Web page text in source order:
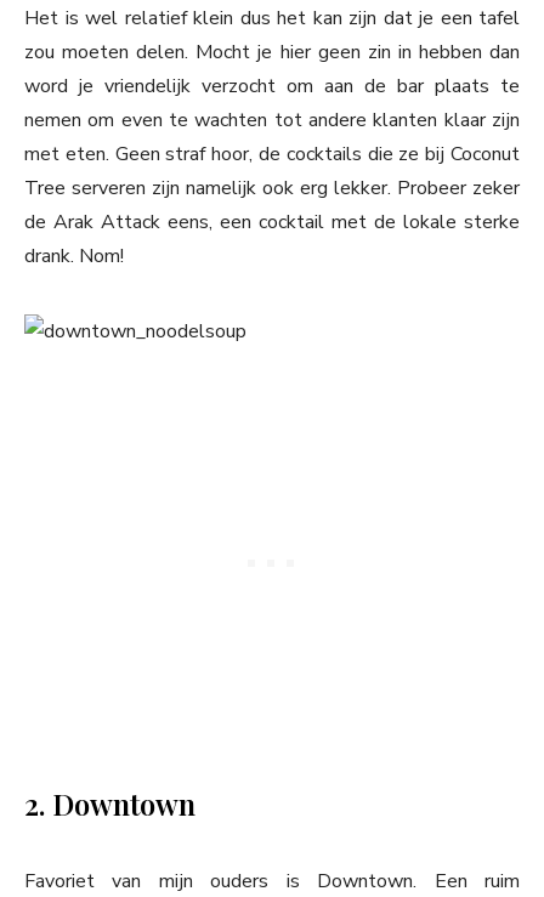
Het is wel relatief klein dus het kan zijn dat je een tafel
zou moeten delen. Mocht je hier geen zin in hebben dan
word je vriendelijk verzocht om aan de bar plaats te
nemen om even te wachten tot andere klanten klaar zijn
met eten. Geen straf hoor, de cocktails die ze bij Coconut
Tree serveren zijn namelijk ook erg lekker. Probeer zeker
de Arak Attack eens, een cocktail met de lokale sterke
drank. Nom!
2. Downtown
Favoriet van mijn ouders is Downtown. Een ruim